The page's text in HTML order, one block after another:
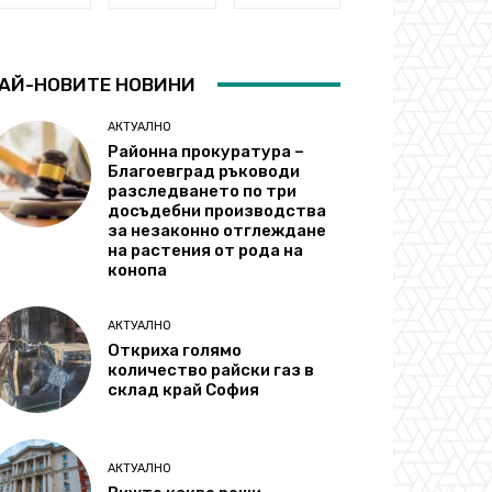
НОВИТЕ НОВИНИ
АКТУАЛНО
Районна прокуратура –
Благоевград ръководи
разследването по три
досъдебни производства
за незаконно отглеждане
на растения от рода на
конопа
АКТУАЛНО
Откриха голямо
количество райски газ в
склад край София
АКТУАЛНО